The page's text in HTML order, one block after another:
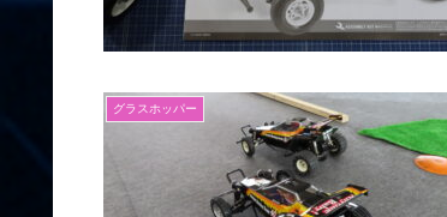
グラスホッパー